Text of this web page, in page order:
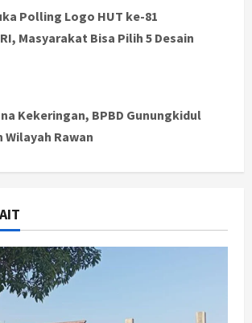
Polling Logo HUT ke-81
Masyarakat Bisa Pilih 5 Desain
Kekeringan, BPBD Gunungkidul
Rawan